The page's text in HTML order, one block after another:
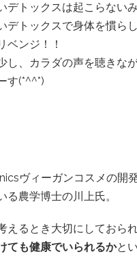
デトックスは起こらない
デトックスで身体を慣ら
ベンジ！！
し、カラダの声を聴きな
す(*^^*)
ヴィーガンコスメの開
る農学博士の川上氏。
えるとき大切にしておられ
ても健康でいられるかと